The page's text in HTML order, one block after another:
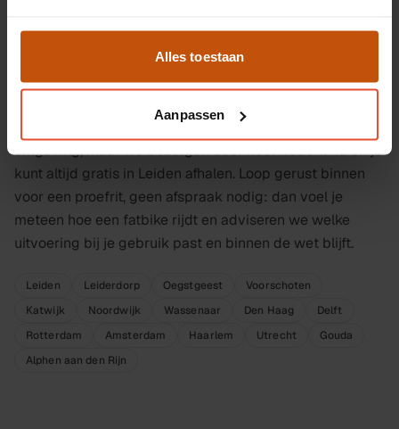
Alles toestaan
Aanpassen
Fatbike kopen in Leiden en
de Hogewoerd en bij de Haven. Veel rijders komen uit de
omgeving, maar we bezorgen door heel Nederland en je
kunt altijd gratis in Leiden afhalen. Loop gerust binnen
voor een proefrit, geen afspraak nodig: dan voel je
meteen hoe een fatbike rijdt en adviseren we welke
uitvoering bij je gebruik past en binnen de wet blijft.
Leiden Leiderdorp Oegstgeest
Voorschoten
Katwijk
Noordwijk Wassenaar Den Haag
Delft
Rotterdam
Amsterdam Haarlem Utrecht
Gouda
Alphen aan den Rijn